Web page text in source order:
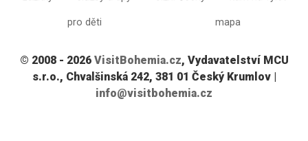
pro děti mapa
© 2008 - 2026 VisitBohemia.cz, Vydavatelství MCU
s.r.o., Chvalšinská 242, 381 01 Český Krumlov |
info@visitbohemia.cz